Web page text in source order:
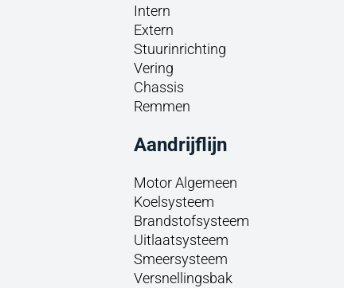
Intern
Extern
Stuurinrichting
Vering
Chassis
Remmen
Aandrijflijn
Motor Algemeen
Koelsysteem
Brandstofsysteem
Uitlaatsysteem
Smeersysteem
Versnellingsbak